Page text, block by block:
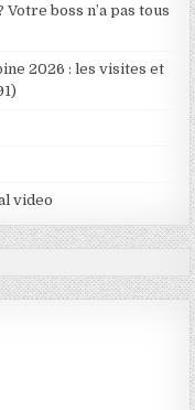
boss n’a pas tous
2026 : les visites et
video